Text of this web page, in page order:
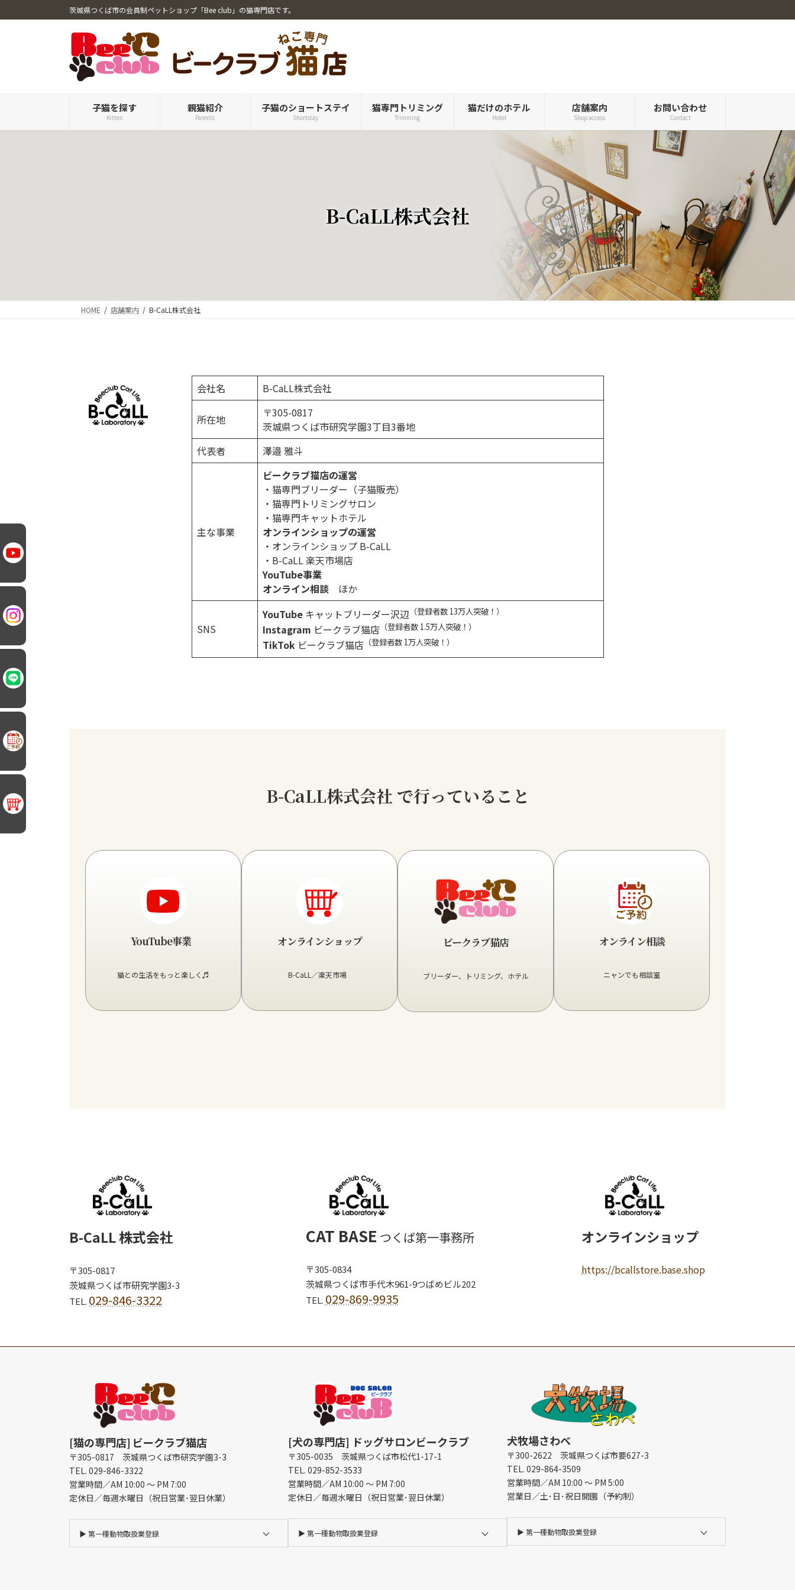
ン
プ
ビ
動
茨城県つくば市の会員制ペットショップ「Bee club」の猫専門店です。
子猫を探す
Kitten
親猫紹介
Parents
子猫のショートステイ
Shortstay
猫専門トリミング
Trimming
猫だけのホテル
Hotel
店舗案内
Shop access
お問い合わせ
Contact
B-CaLL株式会社
HOME 店舗案内 B-CaLL株式会社
会社名 B-CaLL株式会社
所在地
〒305-0817
茨城県つくば市研究学園3丁目3番地
代表者
澤邉 雅斗
主な事業
ビークラブ猫店の運営
・猫専門ブリーダー（子猫販売）
・猫専門トリミングサロン
・猫専門キャットホテル
オンラインショップの運営
・オンラインショップ B-CaLL
・B-CaLL 楽天市場店
YouTube事業
オンライン相談ほか
SNS
YouTube キャットブリーダー沢辺 （登録者数 13万人突破！）
Instagram ビークラブ猫店 （登録者数 1.5万人突破！）
TikTokビークラブ猫店 （登録者数 1万人突破！）
B-CaLL株式会社 で行っていること
YouTube事業
猫との生活をもっと楽しく♬
グ
ル
オンラインショップ
B-CaLL／楽天市場
グ
ル
ビークラブ猫店
ブリーダー、トリミング、ホテル
グ
ル
オンライン相談
ニャンでも相談室
グ
ル
B-CaLL 株式会社
〒305-0817
茨城県つくば市研究学園3-3
TEL. 029-846-3322
CAT BASE つくば第一事務所
〒305-0834
茨城県つくば市手代木961-9つばめビル202
TEL. 029-869-9935
オンラインショップ
https://bcallstore.base.shop
[猫の専門店] ビークラブ猫店
〒305-0817 茨城県つくば市研究学園3-3
TEL. 029-846-3322
営業時間／AM 10:00 ～ PM 7:00
定休日／毎週水曜日（祝日営業･翌日休業）
▶︎ 第一種動物取扱業登録
[犬の専門店] ドッグサロンビークラブ
〒305-0035 茨城県つくば市松代1-17-1
TEL. 029-852-3533
営業時間／AM 10:00 ～ PM 7:00
定休日／毎週水曜日（祝日営業･翌日休業）
▶︎ 第一種動物取扱業登録
犬牧場さわべ
〒300-2622 茨城県つくば市要627-3
TEL. 029-864-3509
営業時間／AM 10:00 ～ PM 5:00
営業日／土･日･祝日開園（予約制）
▶︎ 第一種動物取扱業登録